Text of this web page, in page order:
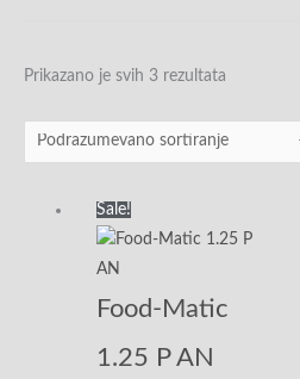
Prikazano je svih 3 rezultata
Sale!
Food-Matic
1.25 P AN
Originalna
cena
je
bila:
cena
5,990.00rsd.